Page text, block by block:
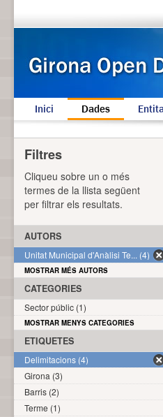
Inici Dades
Filtres
Cliqueu sobre un o més
termes de la llista següent
per filtrar els resultats.
AUTORS
Unitat Municipal d'Anàlisi Te... (4)
MOSTRAR MÉS AUTORS
CATEGORIES
Sector públic (1)
MOSTRAR MENYS CATEGORIES
ETIQUETES
Delimitacions (4)
Girona (3)
Barris (2)
Terme (1)